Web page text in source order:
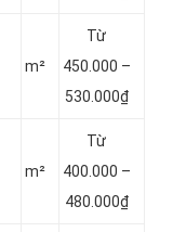
m²
Từ
450.000 –
530.000₫
m²
Từ
400.000 –
480.000₫